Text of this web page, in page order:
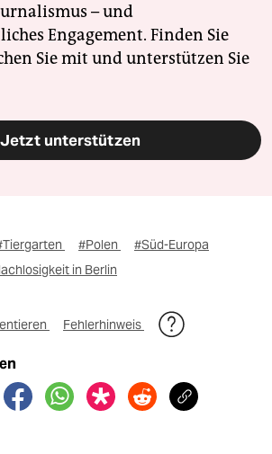
– und
Engagement. Finden Sie
Sie mit und unterstützen Sie
Jetzt unterstützen
#Polen
#Süd-Europa
in Berlin
Fehlerhinweis